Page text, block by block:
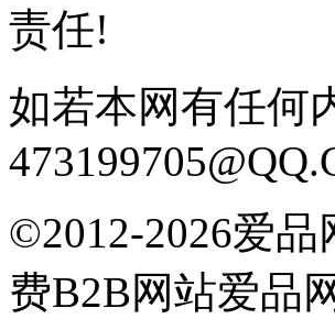
责任!
如若本网有任何
©2012-2026爱
费B2B网站爱品